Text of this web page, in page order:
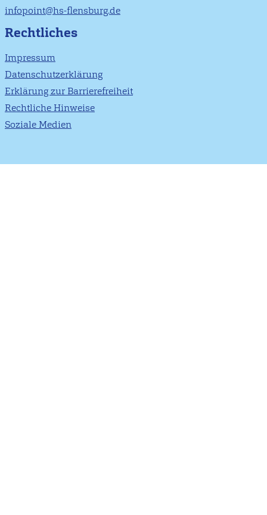
infopoint@hs-flensburg.de
Rechtliches
Impressum
Datenschutzerklärung
Erklärung zur Barrierefreiheit
Rechtliche Hinweise
Soziale Medien